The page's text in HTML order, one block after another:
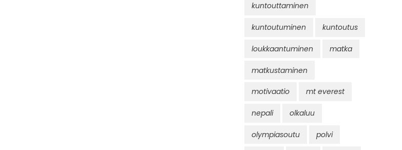
kuntouttaminen
kuntoutuminen kuntoutus
loukkaantuminen matka
matkustaminen
motivaatio mt everest
nepali olkaluu
olympiasoutu polvi